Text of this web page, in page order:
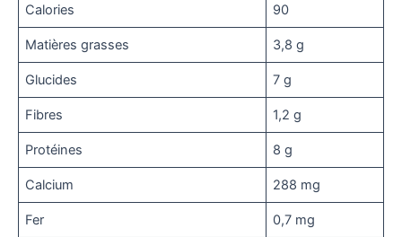
Calories 90
Matières grasses 3,8 g
Glucides 7 g
Fibres 1,2 g
Protéines 8 g
Calcium 288 mg
Fer 0,7 mg